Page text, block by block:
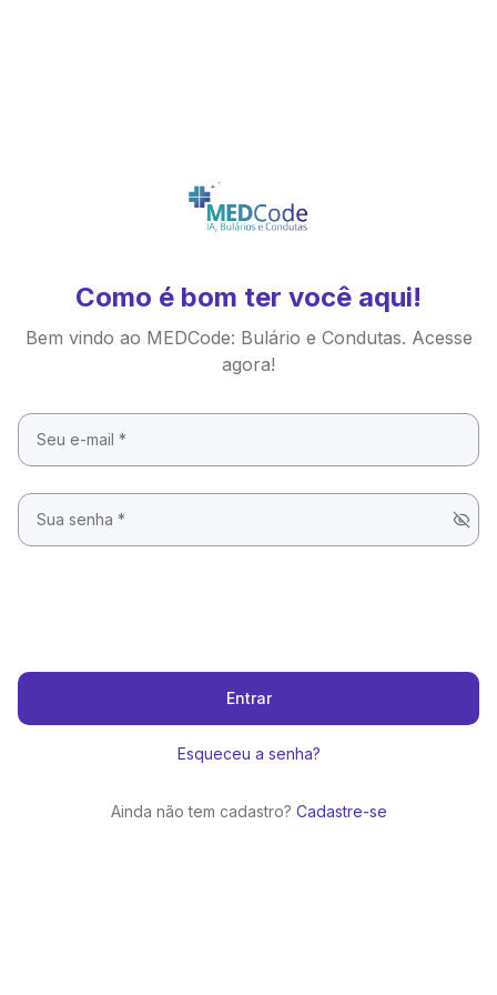
Como é bom ter você aqui!
Bem vindo ao MEDCode: Bulário e Condutas. Acesse
agora!
Entrar
Esqueceu a senha?
Ainda não tem cadastro? Cadastre-se